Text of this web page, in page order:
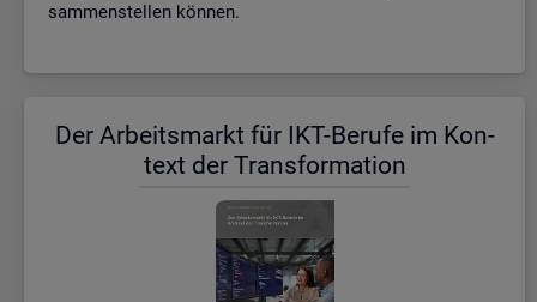
sam­men­stel­len kön­nen.
Der Ar­beits­markt für IKT-Be­ru­fe im Kon­
text der Trans­for­ma­ti­on